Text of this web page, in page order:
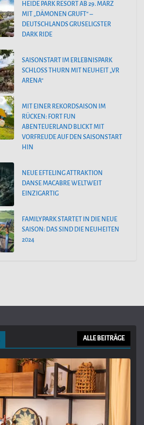
HEIDE PARK RESORT AB 29. MÄRZ
MIT „DÄMONEN GRUFT“ –
DEUTSCHLANDS GRUSELIGSTER
DARK RIDE
SAISONSTART IM ERLEBNISPARK
SCHLOSS THURN MIT NEUHEIT „VR
ARENA“
MIT EINER REKORDSAISON IM
RÜCKEN: FORT FUN
ABENTEUERLAND BLICKT MIT
VORFREUDE AUF DEN SAISONSTART
HIN
NEUE EFTELING ATTRAKTION
DANSE MACABRE WELTWEIT
EINZIGARTIG
FAMILYPARK STARTET IN DIE NEUE
SAISON: DAS SIND DIE NEUHEITEN
2024
ALLE BEITRÄGE